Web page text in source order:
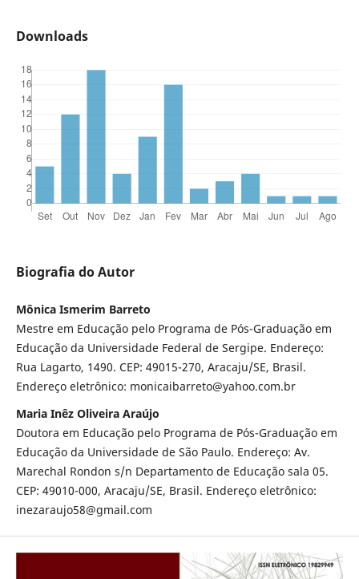
Downloads
Biografia do Autor
Mônica Ismerim Barreto
Mestre em Educação pelo Programa de Pós-Graduação em
Educação da Universidade Federal de Sergipe. Endereço:
Rua Lagarto, 1490. CEP: 49015-270, Aracaju/SE, Brasil.
Endereço eletrônico: monicaibarreto@yahoo.com.br
Maria Inêz Oliveira Araújo
Doutora em Educação pelo Programa de Pós-Graduação em
Educação da Universidade de São Paulo. Endereço: Av.
Marechal Rondon s/n Departamento de Educação sala 05.
CEP: 49010-000, Aracaju/SE, Brasil. Endereço eletrônico:
inezaraujo58@gmail.com